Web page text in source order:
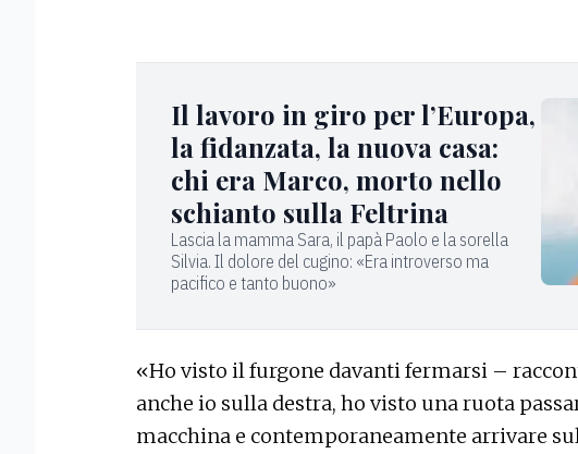
Il lavoro in giro per l’Europa,
la fidanzata, la nuova casa:
chi era Marco, morto nello
schianto sulla Feltrina
Lascia la mamma Sara, il papà Paolo e la sorella
Silvia. Il dolore del cugino: «Era introverso ma
pacifico e tanto buono»
«Ho visto il furgone davanti fermarsi –
anche io sulla destra, ho visto una ruota
macchina e contemporaneamente arrivare